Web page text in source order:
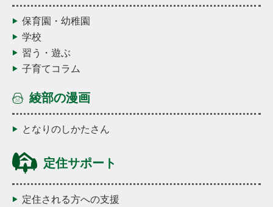
保育園・幼稚園
学校
習う・遊ぶ
子育てコラム
綾部の漫画
となりのしかたさん
定住サポート
定住される方への支援